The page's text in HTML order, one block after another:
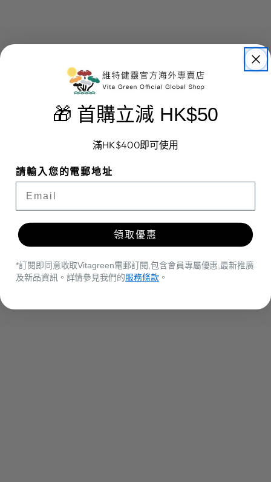
🎁 首購立減 HK$50
滿HK$400即可使用
請輸入您的電郵地址
領取優惠
*訂閱即同意收取Vitagreen電郵訂閱,包含會員專屬優惠,最新推廣
及新品資訊。詳情參見我們的服務條款。